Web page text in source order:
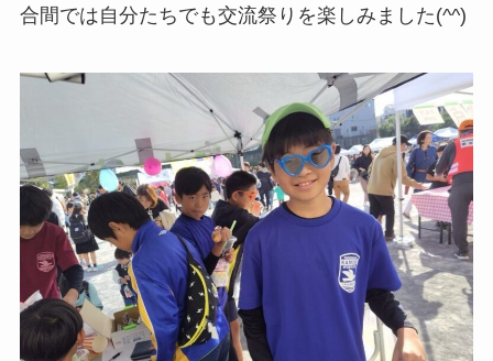
合間では自分たちでも交流祭りを楽しみました(^^)